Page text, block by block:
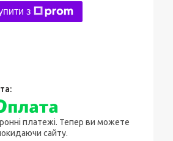
з
платежі. Тепер ви можете
сайту.